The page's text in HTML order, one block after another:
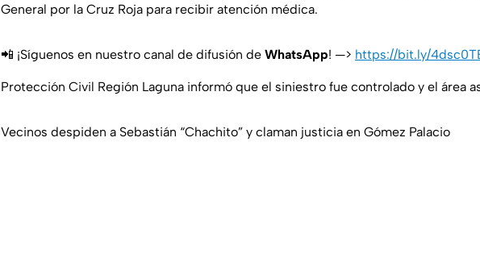
General por la Cruz Roja para recibir atención médica.
📲 ¡Síguenos en nuestro canal de difusión de WhatsApp! —> https://bit.ly/
Protección Civil Región Laguna informó que el siniestro fue controlado y el área
Vecinos despiden a Sebastián “Chachito” y claman justicia en Gómez Palacio